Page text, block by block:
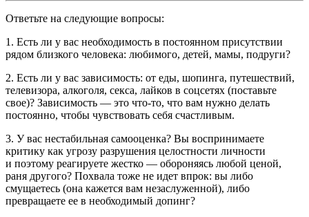
Ответьте на следующие вопросы:
1. Есть ли у вас необходимость в постоянном присутствии
рядом близкого человека: любимого, детей, мамы, подруги?
2. Есть ли у вас зависимость: от еды, шопинга, путешествий,
телевизора, алкоголя, секса, лайков в соцсетях (поставьте
свое)? Зависимость — это что-то, что вам нужно делать
постоянно, чтобы чувствовать себя счастливым.
3. У вас нестабильная самооценка? Вы воспринимаете
критику как угрозу разрушения целостности личности
и поэтому реагируете жестко — обороняясь любой ценой,
раня другого? Похвала тоже не идет впрок: вы либо
смущаетесь (она кажется вам незаслуженной), либо
превращаете ее в необходимый допинг?